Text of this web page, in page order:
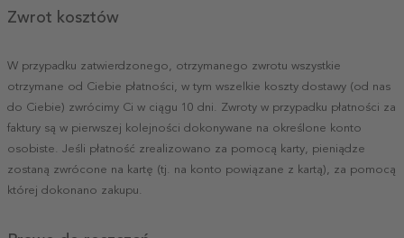
Zwrot kosztów
W przypadku zatwierdzonego, otrzymanego zwrotu wszystkie
otrzymane od Ciebie płatności, w tym wszelkie koszty dostawy (od nas
do Ciebie) zwrócimy Ci w ciągu 10 dni. Zwroty w przypadku płatności za
faktury są w pierwszej kolejności dokonywane na określone konto
osobiste. Jeśli płatność zrealizowano za pomocą karty, pieniądze
zostaną zwrócone na kartę (tj. na konto powiązane z kartą), za pomocą
której dokonano zakupu.